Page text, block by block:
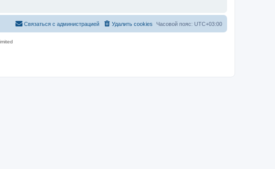
Часовой пояс: UTC+03:00
Удалить cookies
Связаться с администрацией